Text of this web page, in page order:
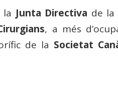
Junta Directiva de la
, a més
de la Societat